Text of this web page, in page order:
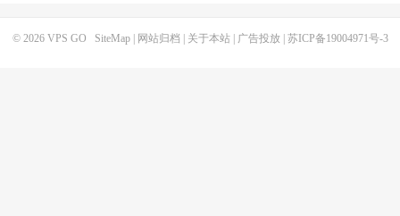
© 2026 VPS GO SiteMap| 网站归档 关于本站| 广告投放| 苏ICP备19004971号-3